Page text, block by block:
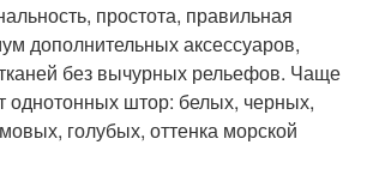
простота, правильная
дополнительных аксессуаров,
без вычурных рельефов. Чаще
однотонных штор: белых, черных,
голубых, оттенка морской